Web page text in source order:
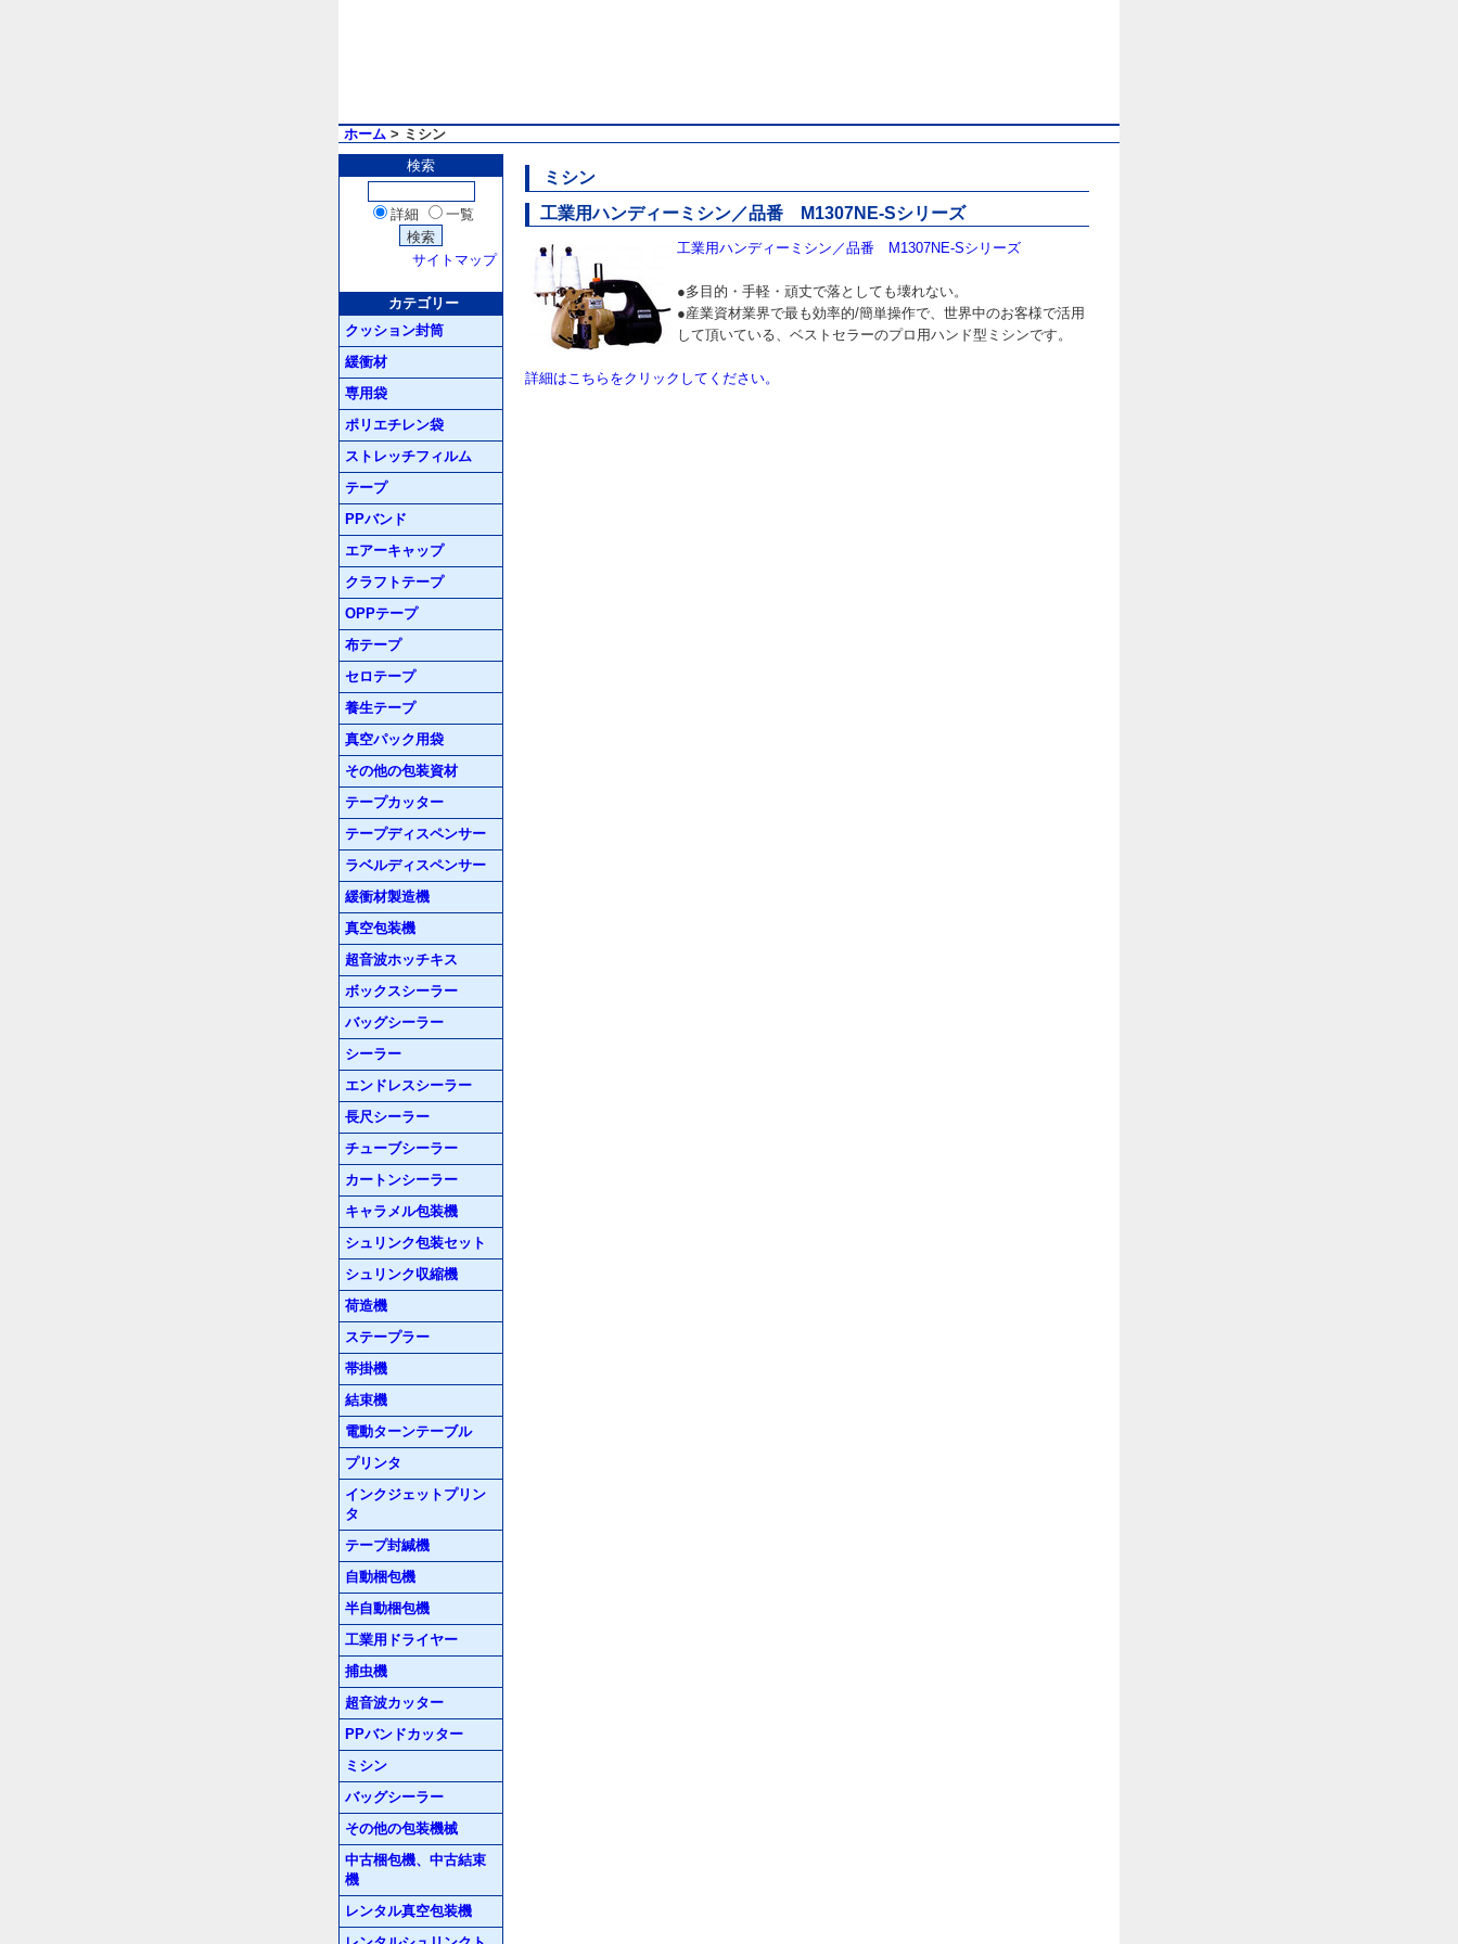
ホーム > ミシン
検索
詳細 一覧
サイトマップ
カテゴリー
クッション封筒
緩衝材
専用袋
ポリエチレン袋
ストレッチフィルム
テープ
PPバンド
エアーキャップ
クラフトテープ
OPPテープ
布テープ
セロテープ
養生テープ
真空パック用袋
その他の包装資材
テープカッター
テープディスペンサー
ラベルディスペンサー
緩衝材製造機
真空包装機
超音波ホッチキス
ボックスシーラー
バッグシーラー
シーラー
エンドレスシーラー
長尺シーラー
チューブシーラー
カートンシーラー
キャラメル包装機
シュリンク包装セット
シュリンク収縮機
荷造機
ステープラー
帯掛機
結束機
電動ターンテーブル
プリンタ
インクジェットプリン
タ
テープ封緘機
自動梱包機
半自動梱包機
工業用ドライヤー
捕虫機
超音波カッター
PPバンドカッター
ミシン
バッグシーラー
その他の包装機械
中古梱包機、中古結束
機
レンタル真空包装機
ミシン
工業用ハンディーミシン／品番 M1307NE-Sシリーズ
工業用ハンディーミシン／品番 M1307NE-Sシリーズ
●多目的・手軽・頑丈で落としても壊れない。
●産業資材業界で最も効率的/簡単操作で、世界中のお客様で活用
して頂いている、ベストセラーのプロ用ハンド型ミシンです。
詳細はこちらをクリックしてください。